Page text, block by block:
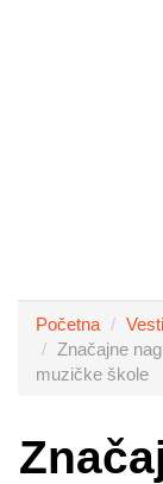
Početna Vesti
Značajne
muzičke škole